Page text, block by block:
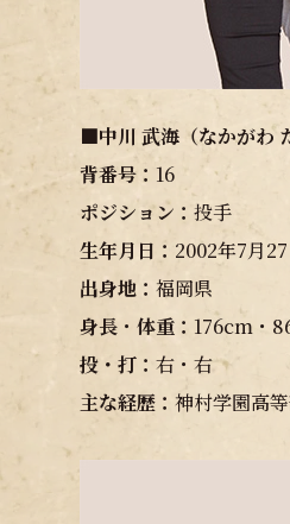
■中川 武海（なかがわ
背番号： 16
ポジション： 投手
生年月日： 2002年7月
出身地 ： 福岡県
身長 ・ 体重： 176cm・
投・打： 右・右
主な経歴： 神村学園高